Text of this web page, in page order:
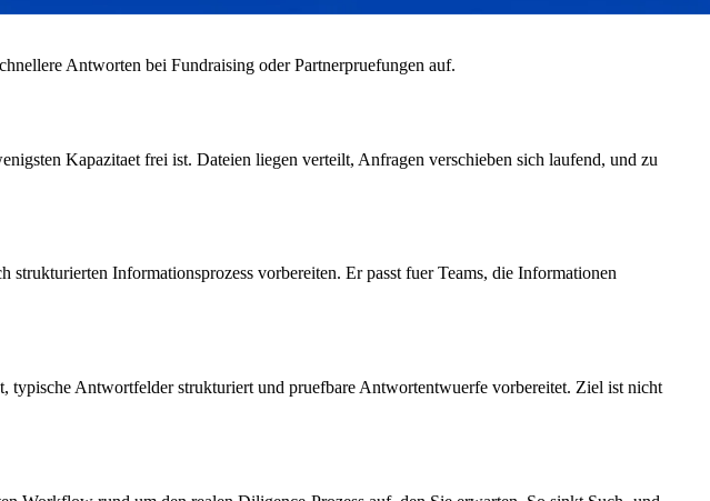
Antworten bei Fundraising oder Partnerpruefungen auf.
Kapazitaet frei ist. Dateien liegen verteilt, Anfragen verschieben sich laufend, und zu
Informationsprozess vorbereiten. Er passt fuer Teams, die Informationen
typische Antwortfelder strukturiert und pruefbare Antwortentwuerfe vorbereitet. Ziel ist nicht